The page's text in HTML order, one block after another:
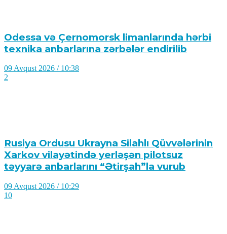
Odessa və Çernomorsk limanlarında hərbi
texnika anbarlarına zərbələr endirilib
09 Avqust 2026 / 10:38
2
Rusiya Ordusu Ukrayna Silahlı Qüvvələrinin
Xarkov vilayətində yerləşən pilotsuz
təyyarə anbarlarını “Ətirşah”la vurub
09 Avqust 2026 / 10:29
10